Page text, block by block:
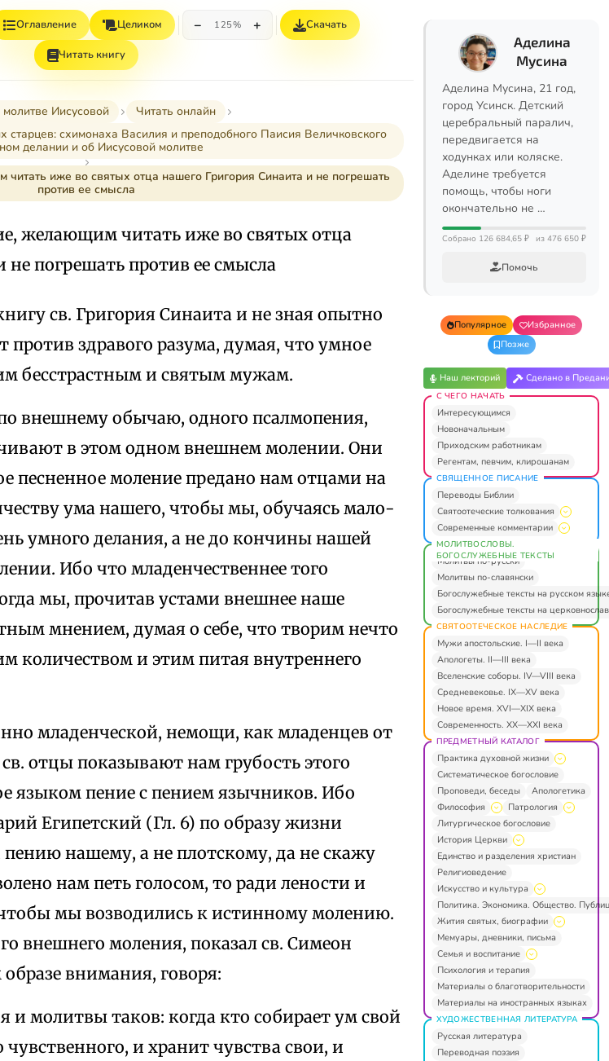
Оглавление Целиком − 125% + Скачать
Читать книгу
Иисусовой
Читать онлайн
старцев: схимонаха Василия и преподобного Паисия Величковского
делании и об Иисусовой молитве
иже во святых отца нашего Григория Синаита и не погрешать
против ее смысла
желающим читать иже во святых отца
погрешать против ее смысла
св. Григория Синаита и не зная опытно
здравого разума, думая, что умное
бесстрастным и святым мужам.
внешнему обычаю, одного псалмопения,
в этом одном внешнем молении. Они
песненное моление предано нам отцами на
ума нашего, чтобы мы, обучаясь мало-
умного делания, а не до кончины нашей
Ибо что младенчественнее того
мы, прочитав устами внешнее наше
мнением, думая о себе, что творим нечто
количеством и этим питая внутреннего
младенческой, немощи, как младенцев от
отцы показывают нам грубость этого
языком пение с пением язычников. Ибо
Египетский (Гл. 6) по образу жизни
нашему, а не плотскому, да не скажу
нам петь голосом, то ради лености и
мы возводились к истинному молению.
внешнего моления, показал св. Симеон
внимания, говоря:
и молитвы таков: когда кто собирает ум свой
чувственного, и хранит чувства свои, и
Аделина
Мусина
Аделина Мусина, 21 год,
город Усинск. Детский
церебральный паралич,
передвигается на
ходунках или коляске.
Аделине требуется
помощь, чтобы ноги
окончательно не …
Собрано 126 684,65 ₽ из 476 650 ₽
Помочь
Популярное
Избранное
Позже
Наш лекторий Сделано в
С ЧЕГО НАЧАТЬ
Интересующимся
Новоначальным
Приходским работникам
Регентам, певчим, клирошанам
СВЯЩЕННОЕ ПИСАНИЕ
Переводы Библии
Святоотеческие толкования
Современные комментарии
МОЛИТВОСЛОВЫ.
БОГОСЛУЖЕБНЫЕ ТЕКСТЫ
Молитвы по-русски
Молитвы по-славянски
Богослужебные тексты на русском
Богослужебные тексты на
СВЯТООТЕЧЕСКОЕ НАСЛЕДИЕ
Мужи апостольские. I—II века
Апологеты. II—III века
Вселенские соборы. IV—VIII века
Средневековье. IX—XV века
Новое время. XVI—XIX века
Современность. XX—XXI века
ПРЕДМЕТНЫЙ КАТАЛОГ
Практика духовной жизни
Систематическое богословие
Проповеди, беседы
Апологетика
Философия
Патрология
Литургическое богословие
История Церкви
Единство и разделения христиан
Религиоведение
Искусство и культура
Политика. Экономика. Общество.
Жития святых, биографии
Мемуары, дневники, письма
Семья и воспитание
Психология и терапия
Материалы о благотворительности
Материалы на иностранных языках
ХУДОЖЕСТВЕННАЯ ЛИТЕРАТУРА
Русская литература
Переводная поэзия